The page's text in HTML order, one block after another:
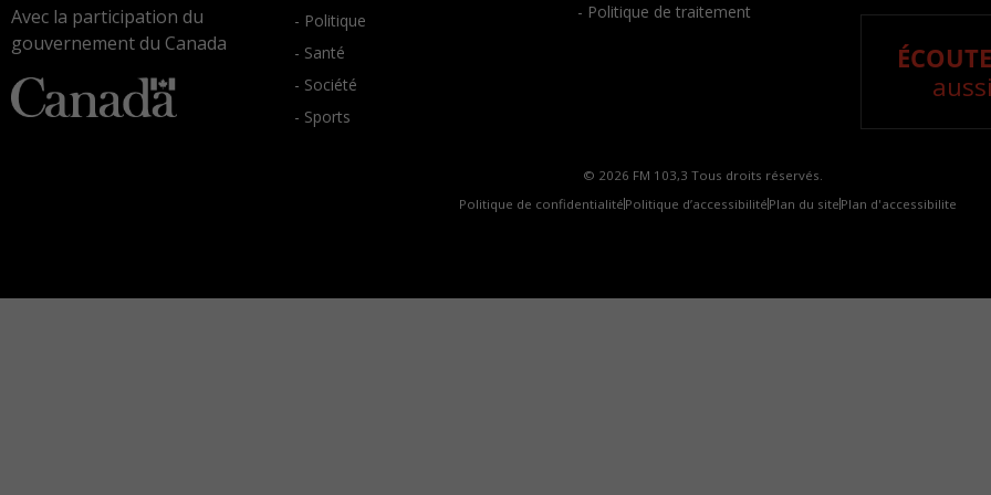
Avec la participation du
gouvernement du Canada
- Politique
- Santé
- Société
- Sports
- Politique de traitement
© 2026 FM 103,3 Tous droits réservés.
Politique de confidentialité Politique d’accessibilité Plan du site Plan d'accessibilite